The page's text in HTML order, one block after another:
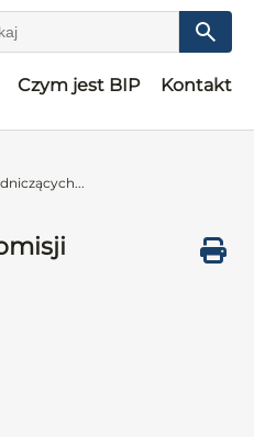
Czym jest BIP Kontakt